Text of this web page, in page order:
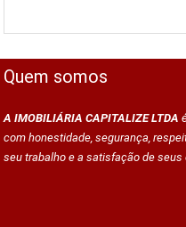
Quem somos
A IMOBILIÁRIA CAPITALIZE LTDA
com honestidade, segurança,
seu trabalho e a satisfação de seus